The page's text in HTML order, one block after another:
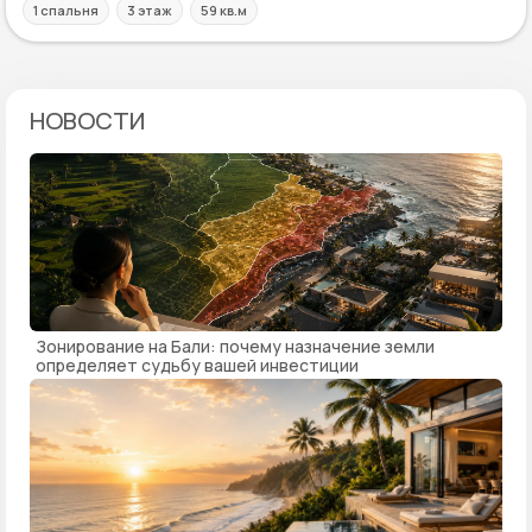
1 спальня 3 этаж 59 кв.м
НОВОСТИ
Зонирование на Бали: почему назначение земли
определяет судьбу вашей инвестиции